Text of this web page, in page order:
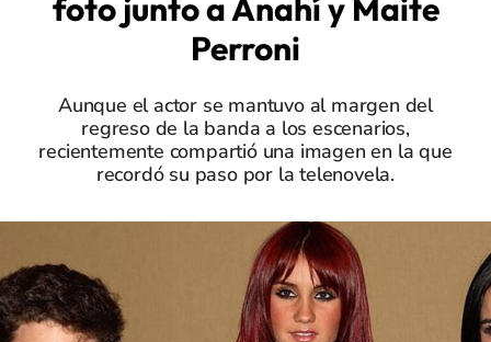
foto junto a Anahí y Maite
Perroni
Aunque el actor se mantuvo al margen del
regreso de la banda a los escenarios,
recientemente compartió una imagen en la que
recordó su paso por la telenovela.